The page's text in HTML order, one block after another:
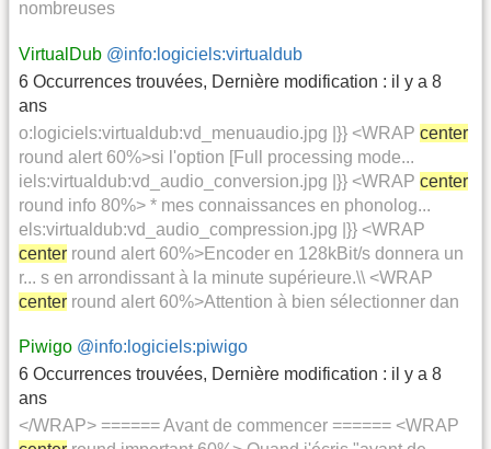
nombreuses
VirtualDub @info:logiciels:virtualdub
6 Occurrences trouvées, Dernière modification : il y a 8
ans
o:logiciels:virtualdub:vd_menuaudio.jpg |}} <WRAP center
round alert 60%>si l'option [Full processing mode...
iels:virtualdub:vd_audio_conversion.jpg |}} <WRAP center
round info 80%> * mes connaissances en phonolog...
els:virtualdub:vd_audio_compression.jpg |}} <WRAP
center round alert 60%>Encoder en 128kBit/s donnera un
r... s en arrondissant à la minute supérieure.\\ <WRAP
center round alert 60%>Attention à bien sélectionner dan
Piwigo @info:logiciels:piwigo
6 Occurrences trouvées, Dernière modification : il y a 8
ans
</WRAP> ====== Avant de commencer ====== <WRAP